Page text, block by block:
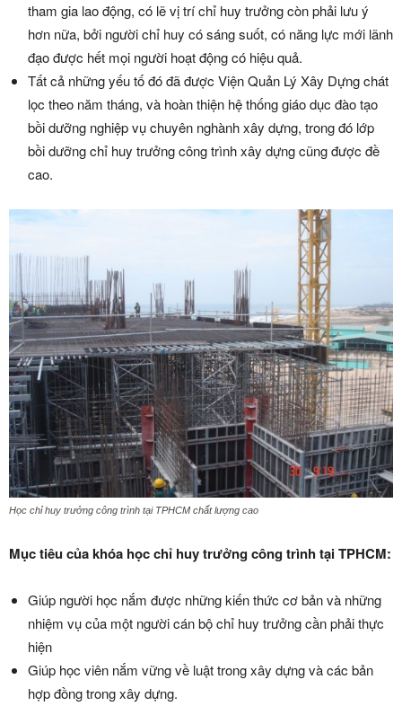
tham gia lao động, có lẽ vị trí chỉ huy trưởng còn phải lưu ý
hơn nữa, bởi người chỉ huy có sáng suốt, có năng lực mới lãnh
đạo được hết mọi người hoạt động có hiệu quả.
Tất cả những yếu tố đó đã được Viện Quản Lý Xây Dựng chát
lọc theo năm tháng, và hoàn thiện hệ thống giáo dục đào tạo
bồi dưỡng nghiệp vụ chuyên nghành xây dựng, trong đó lớp
bồi dưỡng chỉ huy trưởng công trình xây dựng cũng được đề
cao.
Học chỉ huy trưởng công trình tại TPHCM chất lượng cao
Mục tiêu của khóa học chỉ huy trưởng công trình tại TPHCM:
Giúp người học nắm được những kiến thức cơ bản và những
nhiệm vụ của một người cán bộ chỉ huy trưởng cần phải thực
hiện
Giúp học viên nắm vững về luật trong xây dựng và các bản
hợp đồng trong xây dựng.